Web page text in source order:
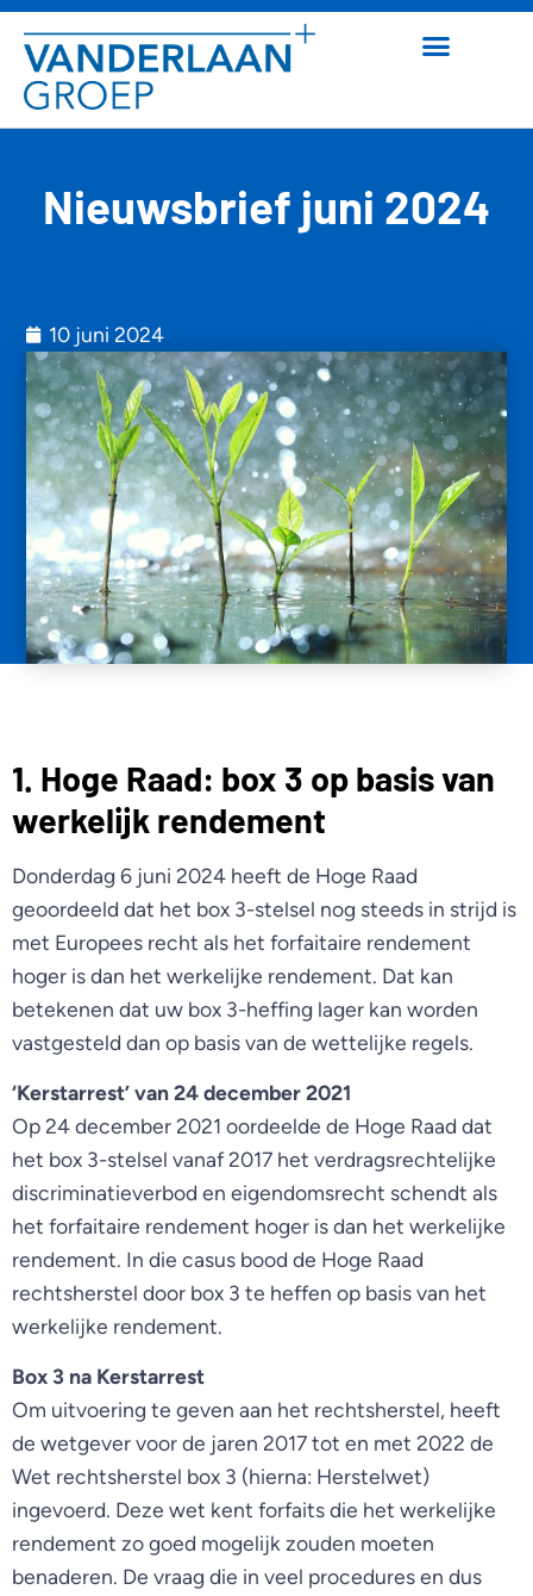
Nieuwsbrief juni 2024
10 juni 2024
1. Hoge Raad: box 3 op basis van
werkelijk rendement
Donderdag 6 juni 2024 heeft de Hoge Raad
geoordeeld dat het box 3-stelsel nog steeds in strijd is
met Europees recht als het forfaitaire rendement
hoger is dan het werkelijke rendement. Dat kan
betekenen dat uw box 3-heffing lager kan worden
vastgesteld dan op basis van de wettelijke regels.
‘Kerstarrest’ van 24 december 2021
Op 24 december 2021 oordeelde de Hoge Raad dat
het box 3-stelsel vanaf 2017 het verdragsrechtelijke
discriminatieverbod en eigendomsrecht schendt als
het forfaitaire rendement hoger is dan het werkelijke
rendement. In die casus bood de Hoge Raad
rechtsherstel door box 3 te heffen op basis van het
werkelijke rendement.
Box 3 na Kerstarrest
Om uitvoering te geven aan het rechtsherstel, heeft
de wetgever voor de jaren 2017 tot en met 2022 de
Wet rechtsherstel box 3 (hierna: Herstelwet)
ingevoerd. Deze wet kent forfaits die het werkelijke
rendement zo goed mogelijk zouden moeten
benaderen. De vraag die in veel procedures en dus